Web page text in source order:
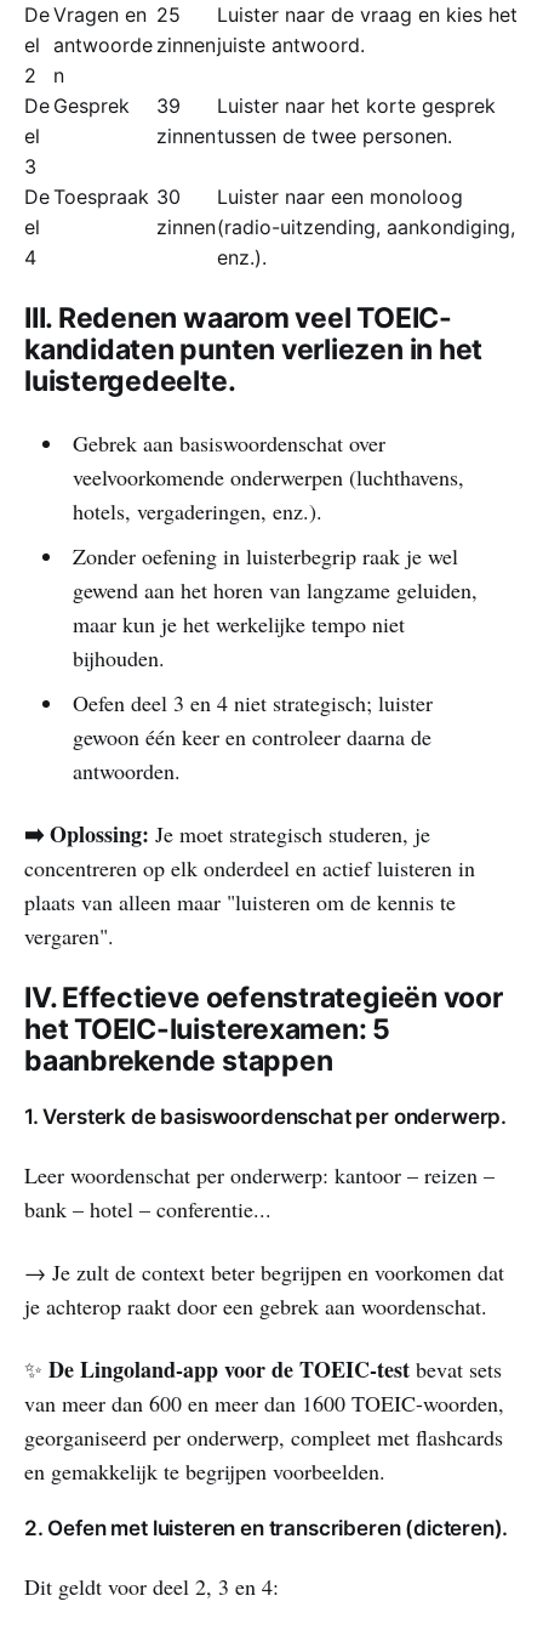
De
el
2
Vragen en
antwoorde
n
25
zinnen
Luister naar de vraag en kies het
juiste antwoord.
De
el
3
Gesprek
39
zinnen
Luister naar het korte gesprek
tussen de twee personen.
De
el
4
Toespraak 30
zinnen
Luister naar een monoloog
(radio-uitzending, aankondiging,
enz.).
III. Redenen waarom veel TOEIC-
kandidaten punten verliezen in het
luistergedeelte.
Gebrek aan basiswoordenschat over
veelvoorkomende onderwerpen (luchthavens,
hotels, vergaderingen, enz.).
Zonder oefening in luisterbegrip raak je wel
gewend aan het horen van langzame geluiden,
maar kun je het werkelijke tempo niet
bijhouden.
Oefen deel 3 en 4 niet strategisch; luister
gewoon één keer en controleer daarna de
antwoorden.
➡️ Oplossing: Je moet strategisch studeren, je
concentreren op elk onderdeel en actief luisteren in
plaats van alleen maar "luisteren om de kennis te
vergaren".
IV. Effectieve oefenstrategieën voor
het TOEIC-luisterexamen: 5
baanbrekende stappen
1. Versterk de basiswoordenschat per onderwerp.
Leer woordenschat per onderwerp: kantoor – reizen –
bank – hotel – conferentie...
→ Je zult de context beter begrijpen en voorkomen dat
je achterop raakt door een gebrek aan woordenschat.
✨ De Lingoland-app voor de TOEIC-test bevat sets
van meer dan 600 en meer dan 1600 TOEIC-woorden,
georganiseerd per onderwerp, compleet met flashcards
en gemakkelijk te begrijpen voorbeelden.
2. Oefen met luisteren en transcriberen (dicteren).
Dit geldt voor deel 2, 3 en 4: